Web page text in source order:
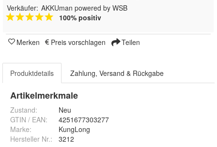
Verkäufer: AKKUman powered by WSB
100% positiv
Merken Preis vorschlagen Teilen
Produktdetails Zahlung, Versand & Rückgabe
Artikelmerkmale
Zustand:
Neu
GTIN / EAN:
4251677303277
Marke:
KungLong
Hersteller Nr.:
3212